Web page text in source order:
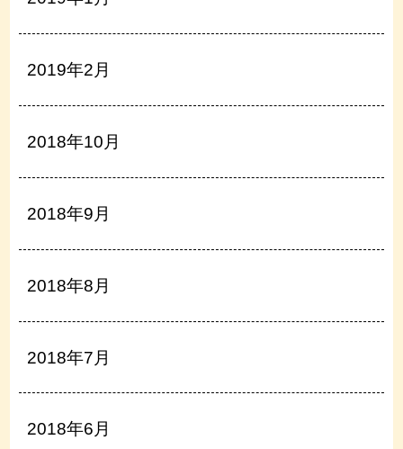
2019年2月
2018年10月
2018年9月
2018年8月
2018年7月
2018年6月